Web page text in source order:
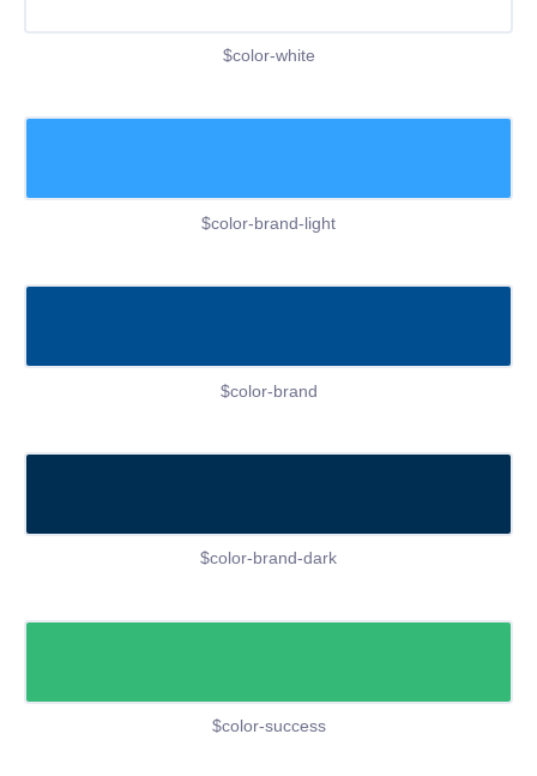
$color-white
$color-brand-light
$color-brand
$color-brand-dark
$color-success